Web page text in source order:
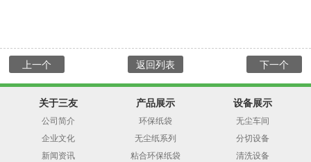
上一个 下一个
返回列表
关于三友
公司简介
企业文化
新闻资讯
产品展示
环保纸袋
无尘纸系列
粘合环保纸袋
设备展示
无尘车间
分切设备
清洗设备